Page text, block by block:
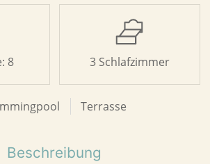
8 3 Schlafzimmer
Terrasse
Beschreibung